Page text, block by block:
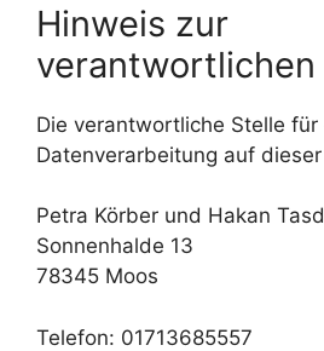
Hinweis zur
verantwortlichen
Die verantwortliche Stelle für
Datenverarbeitung auf
Petra Körber und Hakan
Sonnenhalde 13
78345 Moos
Telefon: 01713685557